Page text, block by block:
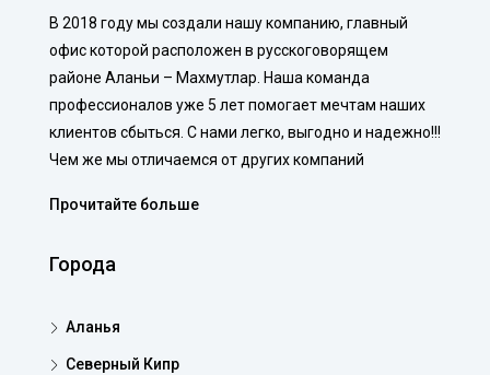
В 2018 году мы создали нашу компанию, главный
офис которой расположен в русскоговорящем
районе Аланьи – Махмутлар. Наша команда
профессионалов уже 5 лет помогает мечтам наших
клиентов сбыться. С нами легко, выгодно и надежно!!!
Чем же мы отличаемся от других компаний
Прочитайте больше
Города
Аланья
Северный Кипр